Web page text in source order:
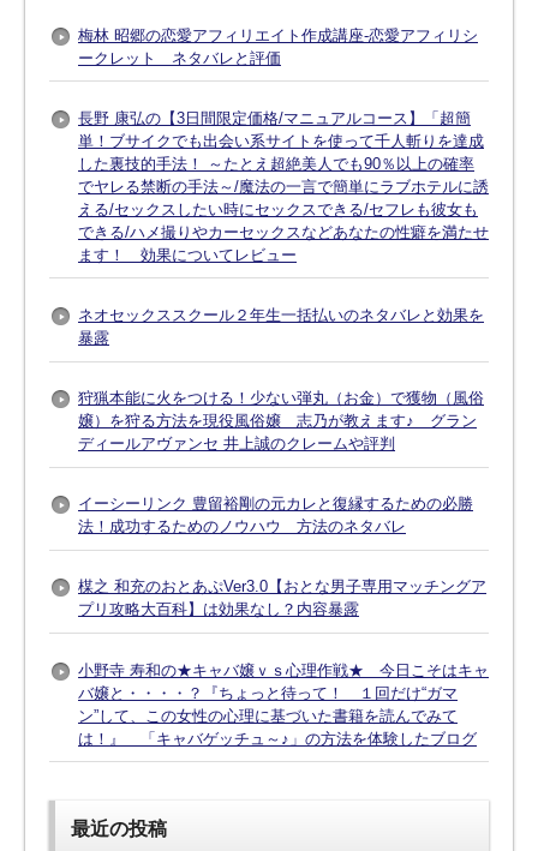
梅林 昭郷の恋愛アフィリエイト作成講座-恋愛アフィリシ
ークレット ネタバレと評価
長野 康弘の【3日間限定価格/マニュアルコース】「超簡
単！ブサイクでも出会い系サイトを使って千人斬りを達成
した裏技的手法！ ～たとえ超絶美人でも90％以上の確率
でヤレる禁断の手法～/魔法の一言で簡単にラブホテルに誘
える/セックスしたい時にセックスできる/セフレも彼女も
できる/ハメ撮りやカーセックスなどあなたの性癖を満たせ
ます！ 効果についてレビュー
ネオセックススクール２年生一括払いのネタバレと効果を
暴露
狩猟本能に火をつける！少ない弾丸（お金）で獲物（風俗
嬢）を狩る方法を現役風俗嬢 志乃が教えます♪ グラン
ディールアヴァンセ 井上誠のクレームや評判
イーシーリンク 豊留裕剛の元カレと復縁するための必勝
法！成功するためのノウハウ 方法のネタバレ
楳之 和充のおとあぷVer3.0【おとな男子専用マッチングア
プリ攻略大百科】は効果なし？内容暴露
小野寺 寿和の★キャバ嬢ｖｓ心理作戦★ 今日こそはキャ
バ嬢と・・・・？『ちょっと待って！ １回だけ“ガマ
ン”して、この女性の心理に基づいた書籍を読んでみて
は！』 「キャバゲッチュ～♪」の方法を体験したブログ
最近の投稿